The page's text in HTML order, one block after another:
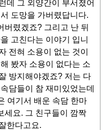
데 그 외양간이 부서졌어
도망을 가버렸답니다.
버렸겠죠? 그리고 난 뒤
고친다는 이야기 입니
전혀 소용이 없는 것이
봤자 소용이 없다는 소
방지해야겠죠? 저는 다
담들이 참 재미있었는데
여기서 배운 속담 한마
세요. 그 친구들이 깜짝
한다고요.